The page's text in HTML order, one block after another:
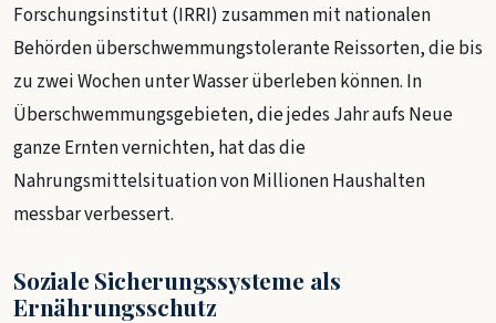
Forschungsinstitut (IRRI) zusammen mit nationalen
Behörden überschwemmungstolerante Reissorten, die bis
zu zwei Wochen unter Wasser überleben können. In
Überschwemmungsgebieten, die jedes Jahr aufs Neue
ganze Ernten vernichten, hat das die
Nahrungsmittelsituation von Millionen Haushalten
messbar verbessert.
Soziale Sicherungssysteme als
Ernährungsschutz